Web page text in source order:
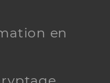
en